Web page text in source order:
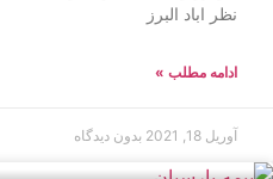
نظر اباد البرز
ادامه مطلب »
آوریل 18, 2021 بدون دیدگاه